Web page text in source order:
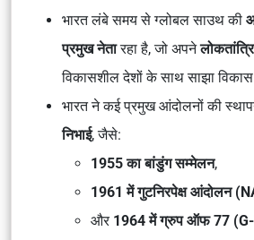
भारत लंबे समय से ग्लोबल साउथ की
प्रमुख नेतारहा है, जो अपने
विकासशील देशों के साथ साझा विकास
भारत ने कई प्रमुख आंदोलनों की
निभाई, जैसे:
1955 का बांडुंग सम्मेलन,
1961 में गुटनिरपेक्ष आंदोलन
और 1964 में ग्रुप ऑफ 77